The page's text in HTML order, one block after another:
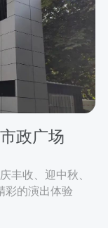
政广场
丰收、迎中秋、
彩的演出体验